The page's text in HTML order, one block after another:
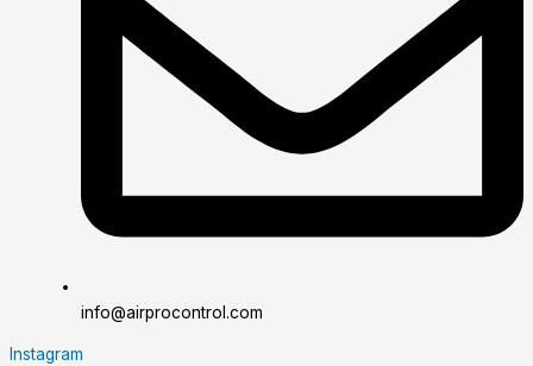
info@airprocontrol.com
Instagram